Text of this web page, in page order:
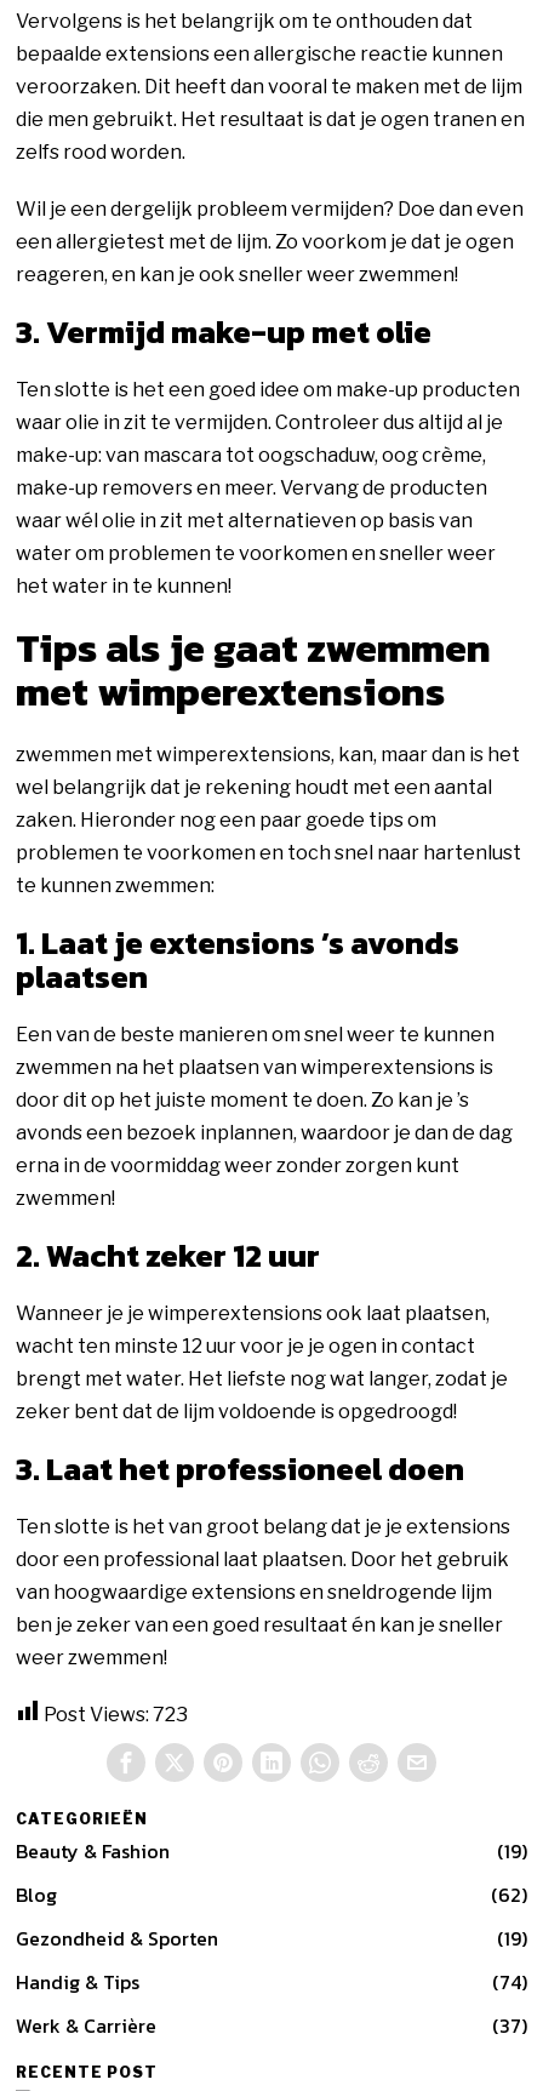
Vervolgens is het belangrijk om te onthouden dat
bepaalde extensions een allergische reactie kunnen
veroorzaken. Dit heeft dan vooral te maken met de lijm
die men gebruikt. Het resultaat is dat je ogen tranen en
zelfs rood worden.
Wil je een dergelijk probleem vermijden? Doe dan even
een allergietest met de lijm. Zo voorkom je dat je ogen
reageren, en kan je ook sneller weer zwemmen!
3. Vermijd make-up met olie
Ten slotte is het een goed idee om make-up producten
waar olie in zit te vermijden. Controleer dus altijd al je
make-up: van mascara tot oogschaduw, oog crème,
make-up removers en meer. Vervang de producten
waar wél olie in zit met alternatieven op basis van
water om problemen te voorkomen en sneller weer
het water in te kunnen!
Tips als je gaat zwemmen
met wimperextensions
zwemmen met wimperextensions, kan, maar dan is het
wel belangrijk dat je rekening houdt met een aantal
zaken. Hieronder nog een paar goede tips om
problemen te voorkomen en toch snel naar hartenlust
te kunnen zwemmen:
1. Laat je extensions ’s avonds
plaatsen
Een van de beste manieren om snel weer te kunnen
zwemmen na het plaatsen van wimperextensions is
door dit op het juiste moment te doen. Zo kan je ’s
avonds een bezoek inplannen, waardoor je dan de dag
erna in de voormiddag weer zonder zorgen kunt
zwemmen!
2. Wacht zeker 12 uur
Wanneer je je wimperextensions ook laat plaatsen,
wacht ten minste 12 uur voor je je ogen in contact
brengt met water. Het liefste nog wat langer, zodat je
zeker bent dat de lijm voldoende is opgedroogd!
3. Laat het professioneel doen
Ten slotte is het van groot belang dat je je extensions
door een professional laat plaatsen. Door het gebruik
van hoogwaardige extensions en sneldrogende lijm
ben je zeker van een goed resultaat én kan je sneller
weer zwemmen!
Post Views: 723
CATEGORIEËN
Beauty & Fashion
19
Blog
62
Gezondheid & Sporten
19
Handig & Tips
74
Werk & Carrière
37
RECENTE POST